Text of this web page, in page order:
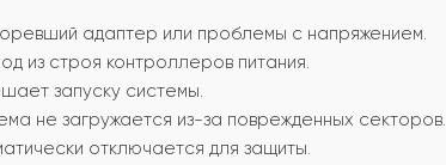
адаптер или проблемы с напряжением.
из строя контроллеров питания.
запуску системы.
не загружается из-за поврежденных секторов.
отключается для защиты.